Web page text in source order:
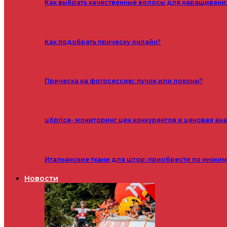
Как выбрать качественные волосы для
Как подобрать прическу онлайн?
Прическа на фотосессию: пучок или локоны?
uXprice- мониторинг цен конкурентов и ценовая
Итальянские ткани для штор: приобрести по
Новости